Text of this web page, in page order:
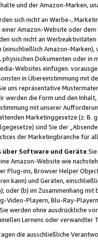
und der Amazon-Marken,
sich nicht an Werbe-,
Amazon-Website oder
sich nicht an
(einschließlich Amazon-
physischen Dokumenten oder in
Websites einfügen.
in Übereinstimmung mit
uns repräsentative
werden die Form und den
mit unserer
Marketinggesetze (z. B.
sind Sie der
der Marketingbranche für
Software und Geräte
Amazon-Website wie
Plug-ins, Browser Helper
kann) und Geräten,
oder (b) im Zusammenhang
Playern, Blu-Ray-
werden ohne ausdrückliche
Lernens oder
die ausschließliche